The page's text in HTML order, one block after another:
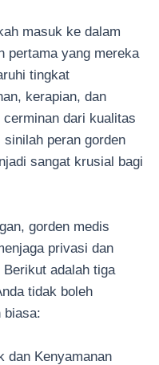
masuk ke dalam
pertama yang mereka
tingkat
kerapian, dan
dari kualitas
peran gorden
sangat krusial bagi
gorden medis
privasi dan
adalah tiga
tidak boleh
biasa:
dan Kenyamanan